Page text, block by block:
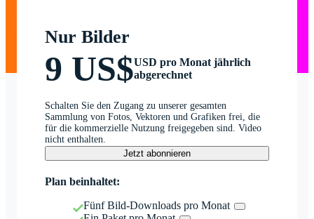
Nur Bilder
9 US$USD pro Monat jährlich
abgerechnet
Schalten Sie den Zugang zu unserer gesamten
Sammlung von Fotos, Vektoren und Grafiken frei, die
für die kommerzielle Nutzung freigegeben sind. Video
nicht enthalten.
Jetzt abonnieren
Plan beinhaltet:
Fünf Bild-Downloads pro Monat